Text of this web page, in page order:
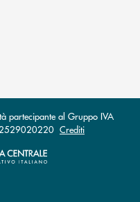
l’app di posta elettronica)
partecipante al Gruppo IVA
Crediti